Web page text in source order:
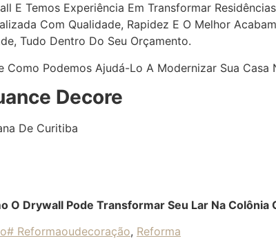
E Temos Experiência Em Transformar
Com Qualidade, Rapidez E O Melhor
Tudo Dentro Do Seu Orçamento.
Como Podemos Ajudá-Lo A Modernizar Sua
Decore
De Curitiba
O Drywall Pode Transformar Seu Lar Na Colônia
Reformaoudecoração, Reforma